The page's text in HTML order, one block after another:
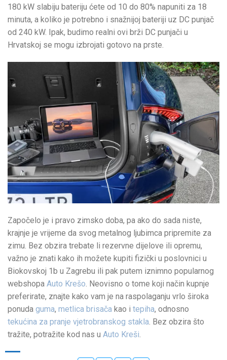
180 kW slabiju bateriju ćete od 10 do 80% napuniti za 18
minuta, a koliko je potrebno i snažnijoj bateriji uz DC punjač
od 240 kW. Ipak, budimo realni ovi brži DC punjači u
Hrvatskoj se mogu izbrojati gotovo na prste.
Započelo je i pravo zimsko doba, pa ako do sada niste,
krajnje je vrijeme da svog metalnog ljubimca pripremite za
zimu. Bez obzira trebate li rezervne dijelove ili opremu,
važno je znati kako ih možete kupiti fizički u poslovnici u
Biokovskoj 1b u Zagrebu ili pak putem iznimno popularnog
webshopa Auto Krešo . Neovisno o tome koji način kupnje
preferirate, znajte kako vam je na raspolaganju vrlo široka
ponuda guma, metlica brisača kao i tepiha, odnosno
tekućina za pranje vjetrobranskog stakla . Bez obzira što
tražite, potražite kod nas u Auto Kreši